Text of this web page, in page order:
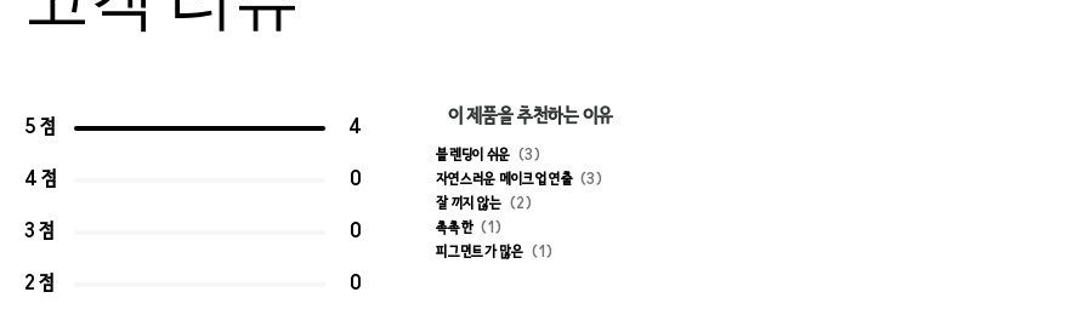
5 점 4
4 점 0
3 점 0
2 점 0
이 제품을 추천하는 이유
블렌딩이 쉬운
3
자연스러운 메이크업 연출
3
잘 끼지 않는
2
촉촉한
1
피그먼트가 많은
1